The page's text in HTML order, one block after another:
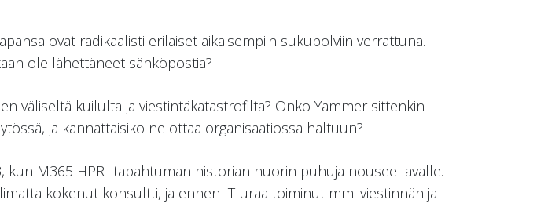
ovat radikaalisti erilaiset aikaisempiin sukupolviin verrattuna.
ole lähettäneet sähköpostia?
väliseltä kuilulta ja viestintäkatastrofilta? Onko Yammer sittenkin
ja kannattaisiko ne ottaa organisaatiossa haltuun?
kun M365 HPR -tapahtuman historian nuorin puhuja nousee lavalle.
kokenut konsultti, ja ennen IT-uraa toiminut mm. viestinnän ja